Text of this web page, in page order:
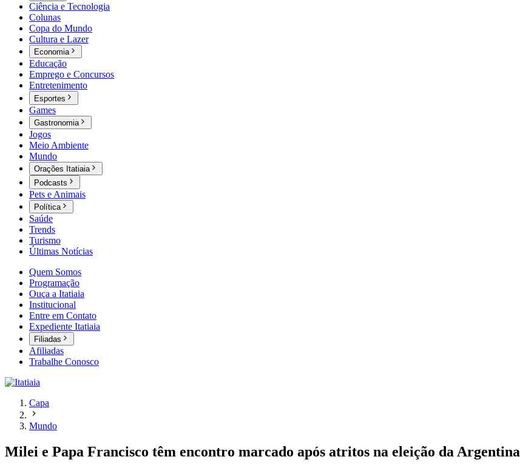
Ciência e Tecnologia
Colunas
Copa do Mundo
Cultura e Lazer
Economia
Educação
Emprego e Concursos
Entretenimento
Esportes
Games
Gastronomia
Jogos
Meio Ambiente
Mundo
Orações Itatiaia
Podcasts
Pets e Animais
Política
Saúde
Trends
Turismo
Últimas Notícias
Quem Somos
Programação
Ouça a Itatiaia
Institucional
Entre em Contato
Expediente Itatiaia
Filiadas
Afiliadas
Trabalhe Conosco
Capa
Mundo
Milei e Papa Francisco têm encontro marcado após atritos na eleição da Argentina